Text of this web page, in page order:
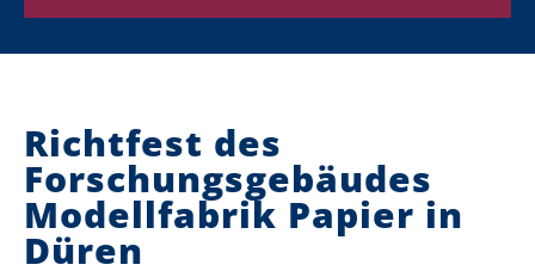
Richtfest des
Forschungsgebäudes
Modellfabrik Papier in
Düren